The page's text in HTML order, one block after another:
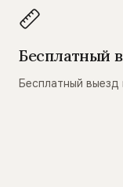
Бесплатный
Бесплатный